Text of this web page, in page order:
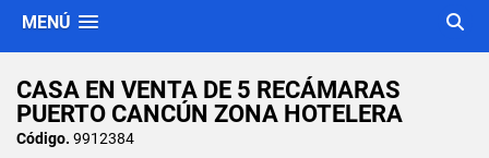
MENÚ
CASA EN VENTA DE 5 RECÁMARAS
PUERTO CANCÚN ZONA HOTELERA
Código. 9912384